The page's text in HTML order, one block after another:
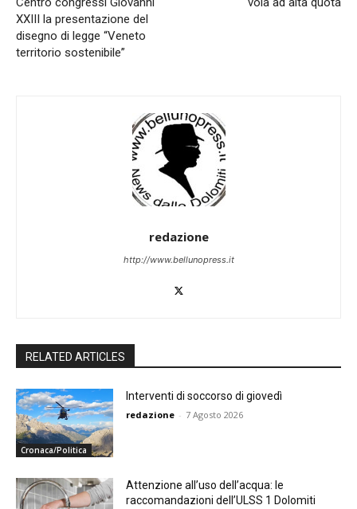
XXIII la presentazione del
disegno di legge “Veneto
territorio sostenibile”
redazione
http://www.bellunopress.it
RELATED ARTICLES
Cronaca/Politica
Interventi di soccorso di giovedì
redazione - 7 Agosto 2026
Attenzione all’uso dell’acqua: le
raccomandazioni dell’ULSS 1 Dolomiti